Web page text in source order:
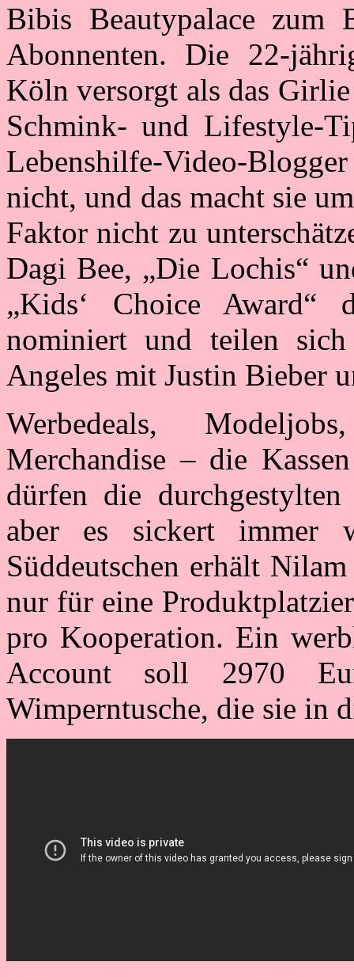
Bibis Beautypalace
Abonnenten. Die 22-
Kölnversorgt als das
Schmink- und Lifestyle-
Lebenshilfe-Video-
nicht, und das macht sie
Faktor nicht zu
Dagi Bee, „Die Lochis“
„Kids‘ Choice Award“
nominiert und teilen
Angeles mit Justin Bieber
Werbedeals,
Merchandise – die
dürfen die
aber es sickert immer
Süddeutschen erhält
nur für eine
pro Kooperation. Ein
Account soll 2970
Wimperntusche, die sie in